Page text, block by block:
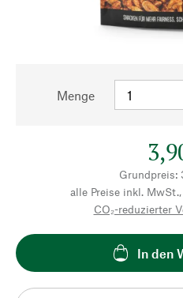
Menge
Grundpreis:
alle Preise inkl.
CO₂-reduzierter
In den